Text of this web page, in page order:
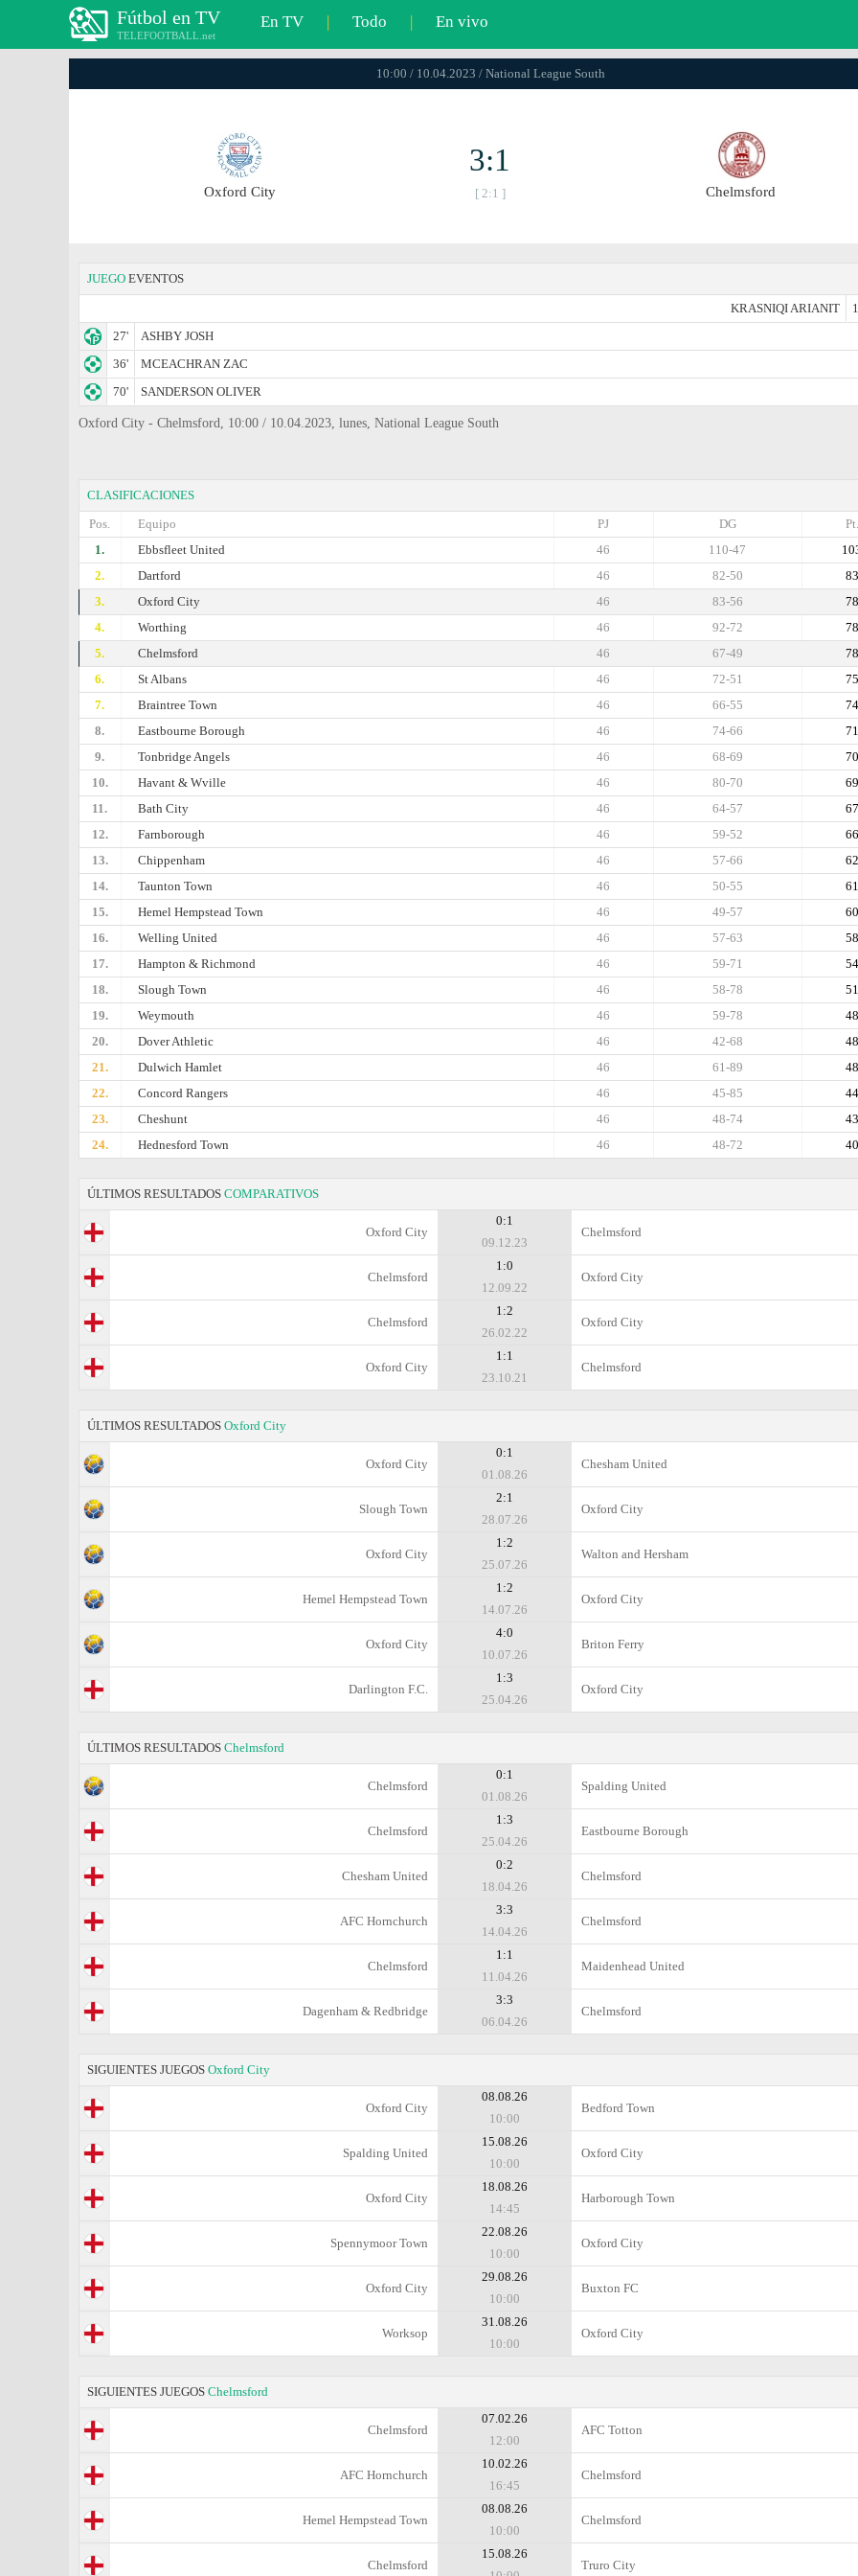
Fútbol en TV
TELEFOOTBALL.net
En TV | Todo | En vivo
10:00 / 10.04.2023 / National League South
Oxford City
3:1
[ 2:1 ] Chelmsford
JUEGO EVENTOS
KRASNIQI ARIANIT
27'
ASHBY JOSH
36'
MCEACHRAN ZAC
70'
SANDERSON OLIVER
Oxford City - Chelmsford, 10:00 / 10.04.2023, lunes, National League South
CLASIFICACIONES
Pos.
Equipo Pt.
DG
PJ
1.
Ebbsfleet United 110-47
46
2.
Dartford 83
82-50
46
3.
Oxford City 78
83-56
46
4.
Worthing 78
92-72
46
5.
Chelmsford 78
67-49
46
6.
St Albans 75
72-51
46
7.
Braintree Town 74
66-55
46
8.
Eastbourne Borough 71
74-66
46
9.
Tonbridge Angels 70
68-69
46
10.
Havant & Wville 69
80-70
46
11.
Bath City 67
64-57
46
12.
Farnborough 66
59-52
46
13.
Chippenham 62
57-66
46
14.
Taunton Town 61
50-55
46
15.
Hemel Hempstead Town 60
49-57
46
16.
Welling United 58
57-63
46
17.
Hampton & Richmond 54
59-71
46
18.
Slough Town 51
58-78
46
19.
Weymouth 48
59-78
46
20.
Dover Athletic 48
42-68
46
21.
Dulwich Hamlet 48
61-89
46
22.
Concord Rangers 44
45-85
46
23.
Cheshunt 43
48-74
46
24.
Hednesford Town 40
48-72
46
ÚLTIMOS RESULTADOS COMPARATIVOS
Oxford City
0:1
09.12.23
Chelmsford
Chelmsford
1:0
12.09.22
Oxford City
Chelmsford
1:2
26.02.22
Oxford City
Oxford City
1:1
23.10.21
Chelmsford
ÚLTIMOS RESULTADOS Oxford City
Oxford City
0:1
01.08.26
Chesham United
Slough Town
2:1
28.07.26
Oxford City
Oxford City
1:2
25.07.26
Walton and Hersham
Hemel Hempstead Town
1:2
14.07.26
Oxford City
Oxford City
4:0
10.07.26
Briton Ferry
Darlington F.C.
1:3
25.04.26
Oxford City
ÚLTIMOS RESULTADOS Chelmsford
Chelmsford
0:1
01.08.26
Spalding United
Chelmsford
1:3
25.04.26
Eastbourne Borough
Chesham United
0:2
18.04.26
Chelmsford
AFC Hornchurch
3:3
14.04.26
Chelmsford
Chelmsford
1:1
11.04.26
Maidenhead United
Dagenham & Redbridge
3:3
06.04.26
Chelmsford
SIGUIENTES JUEGOS Oxford City
Oxford City
08.08.26
10:00
Bedford Town
Spalding United
15.08.26
10:00
Oxford City
Oxford City
18.08.26
14:45
Harborough Town
Spennymoor Town
22.08.26
10:00
Oxford City
Oxford City
29.08.26
10:00
Buxton FC
Worksop
31.08.26
10:00
Oxford City
SIGUIENTES JUEGOS Chelmsford
Chelmsford
07.02.26
12:00
AFC Totton
AFC Hornchurch
10.02.26
16:45
Chelmsford
Hemel Hempstead Town
08.08.26
10:00
Chelmsford
Chelmsford
15.08.26
Truro City